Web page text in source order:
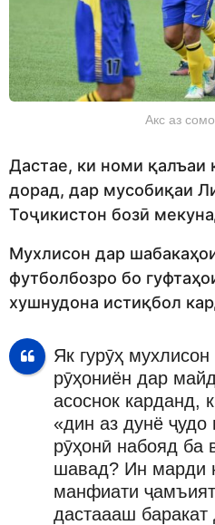
Акс аз
Дастае, ки номи
дорад, дар мусобиқаи
Тоҷикистон бозӣ
Мухлисон дар
футболбозро бо
хушнудона истиқбол
Як гурӯҳ
рӯҳониён дар
асоснок карданд,
«дин аз дунё ҷудо
рӯҳонӣ набояд ба
шавад? Ин марди
манфиати
дастаааш баракат